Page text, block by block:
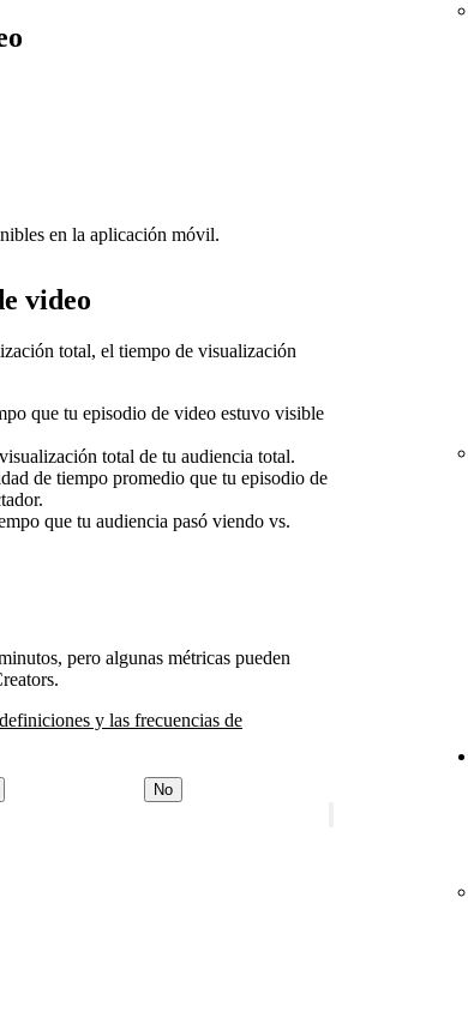
en la aplicación móvil.
video
total, el tiempo de visualización
que tu episodio de video estuvo visible
total de tu audiencia total.
de tiempo promedio que tu episodio de
que tu audiencia pasó viendo vs.
pero algunas métricas pueden
y las frecuencias de
No